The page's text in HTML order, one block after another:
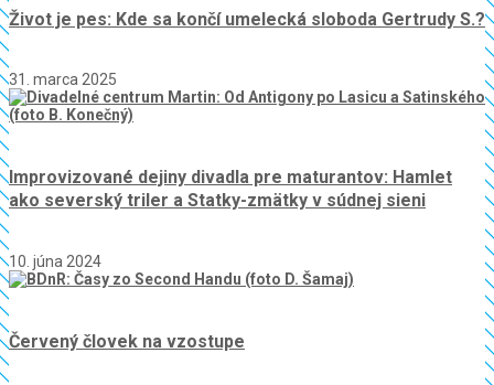
Život je pes: Kde sa končí umelecká sloboda Gertrudy S.?
31. marca 2025
Improvizované dejiny divadla pre maturantov: Hamlet
ako severský triler a Statky-zmätky v súdnej sieni
10. júna 2024
Červený človek na vzostupe